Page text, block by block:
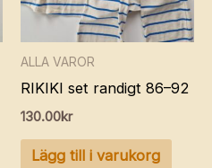
ALLA VAROR
RIKIKI set randigt 86–92
130.00kr
Lägg till i varukorg